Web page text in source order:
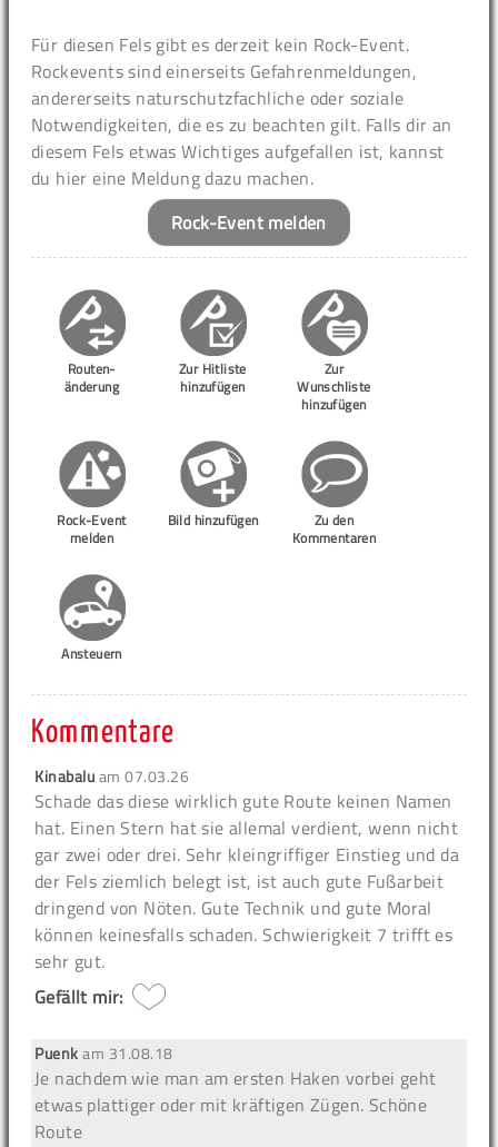
Für diesen Fels gibt es derzeit kein Rock-Event.
Rockevents sind einerseits Gefahrenmeldungen,
andererseits naturschutzfachliche oder soziale
Notwendigkeiten, die es zu beachten gilt. Falls dir an
diesem Fels etwas Wichtiges aufgefallen ist, kannst
du hier eine Meldung dazu machen.
Rock-Event melden
Routen-
änderung
Zur Hitliste
hinzufügen
Zur
Wunschliste
hinzufügen
Rock-Event
melden
Bild hinzufügen
Zu den
Kommentaren
Ansteuern
Kommentare
Kinabaluam07.03.26
Schade das diese wirklich gute Route keinen Namen
hat. Einen Stern hat sie allemal verdient, wenn nicht
gar zwei oder drei. Sehr kleingriffiger Einstieg und da
der Fels ziemlich belegt ist, ist auch gute Fußarbeit
dringend von Nöten. Gute Technik und gute Moral
können keinesfalls schaden. Schwierigkeit 7 trifft es
sehr gut.
Gefällt mir:
Puenkam 31.08.18
Je nachdem wie man am ersten Haken vorbei geht
etwas plattiger oder mit kräftigen Zügen. Schöne
Route